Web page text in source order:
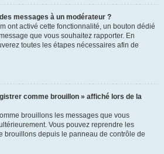
messages à un modérateur ?
ont activé cette fonctionnalité, un bouton dédié
que vous souhaitez rapporter. En
toutes les étapes nécessaires afin de
comme brouillon » affiché lors de la
brouillons les messages que vous
Vous pouvez reprendre les
brouillons depuis le panneau de contrôle de